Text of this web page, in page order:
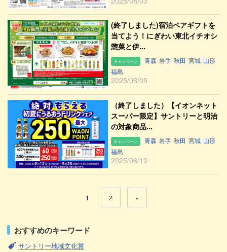
(終了しました)宿泊ペアギフトを
当てよう！にぎわい東北イチオシ
惣菜と伊...
キャンペーン 青森 岩手 秋田 宮城 山形
福島
2025/08/05
（終了しました）【イオンネット
スーパー限定】サントリーと明治
の対象商品...
キャンペーン 青森 岩手 秋田 宮城 山形
福島
2025/06/12
1 2 »
おすすめのキーワード
サントリー地域文化賞